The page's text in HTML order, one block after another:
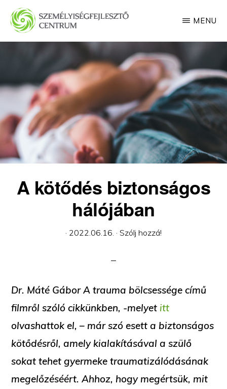
Skip
mainSZEMÉLYISÉGFEJLESZTŐ
CENTRUM
MENU
A kötődés biztonságos
hálójában
· 2022.06.16. · Szólj hozzá!
Dr. Máté Gábor A trauma bölcsessége című
filmről szóló cikkünkben, -melyet itt
olvashattok el, – már szó esett a biztonságos
kötődésről, amely kialakításával a szülő
sokat tehet gyermeke traumatizálódásának
megelőzéséért. Ahhoz, hogy megértsük, mit